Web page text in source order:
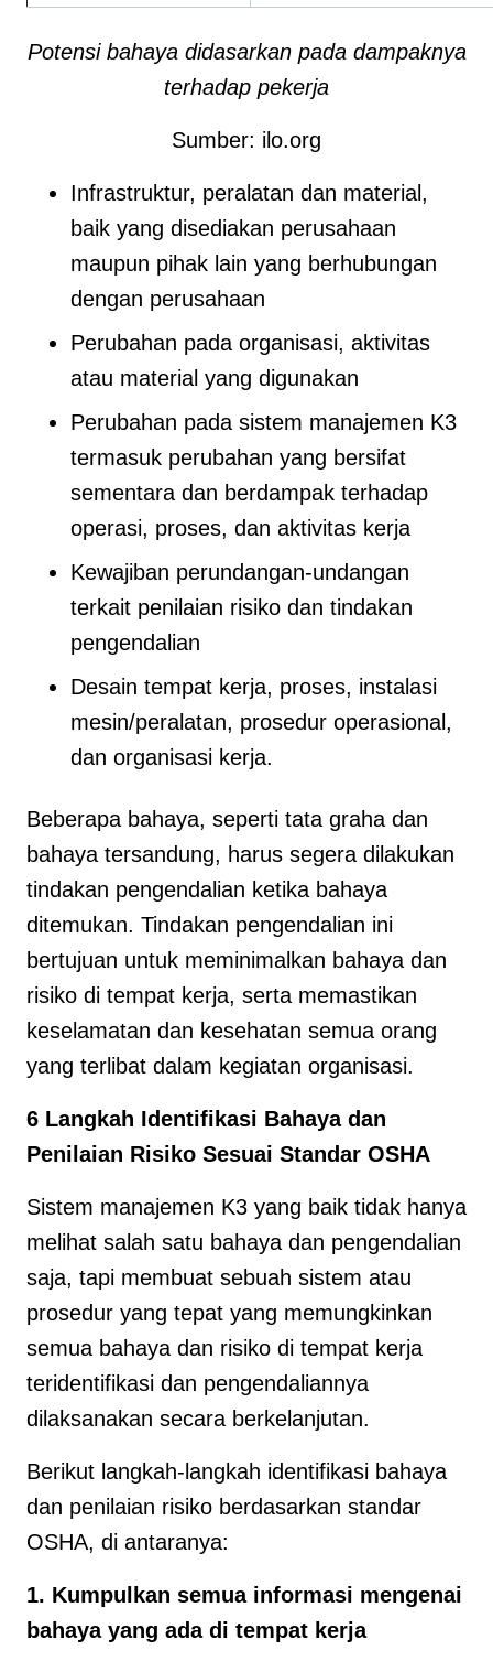
Potensi bahaya didasarkan pada dampaknya
terhadap pekerja
Sumber: ilo.org
Infrastruktur, peralatan dan material,
baik yang disediakan perusahaan
maupun pihak lain yang berhubungan
dengan perusahaan
Perubahan pada organisasi, aktivitas
atau material yang digunakan
Perubahan pada sistem manajemen K3
termasuk perubahan yang bersifat
sementara dan berdampak terhadap
operasi, proses, dan aktivitas kerja
Kewajiban perundangan-undangan
terkait penilaian risiko dan tindakan
pengendalian
Desain tempat kerja, proses, instalasi
mesin/peralatan, prosedur operasional,
dan organisasi kerja.
Beberapa bahaya, seperti tata graha dan
bahaya tersandung, harus segera dilakukan
tindakan pengendalian ketika bahaya
ditemukan. Tindakan pengendalian ini
bertujuan untuk meminimalkan bahaya dan
risiko di tempat kerja, serta memastikan
keselamatan dan kesehatan semua orang
yang terlibat dalam kegiatan organisasi.
6 Langkah Identifikasi Bahaya dan
Penilaian Risiko Sesuai Standar OSHA
Sistem manajemen K3 yang baik tidak hanya
melihat salah satu bahaya dan pengendalian
saja, tapi membuat sebuah sistem atau
prosedur yang tepat yang memungkinkan
semua bahaya dan risiko di tempat kerja
teridentifikasi dan pengendaliannya
dilaksanakan secara berkelanjutan.
Berikut langkah-langkah identifikasi bahaya
dan penilaian risiko berdasarkan standar
OSHA, di antaranya:
1. Kumpulkan semua informasi mengenai
bahaya yang ada di tempat kerja